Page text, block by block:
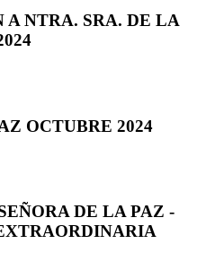
NTRA. SRA. DE LA
OCTUBRE 2024
DE LA PAZ -